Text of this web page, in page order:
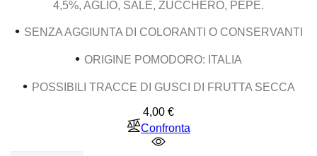
4,5%, AGLIO, SALE, ZUCCHERO, PEPE.
• SENZA AGGIUNTA DI COLORANTI O CONSERVANTI
• ORIGINE POMODORO: ITALIA
• POSSIBILI TRACCE DI GUSCI DI FRUTTA SECCA
4,00 €Prezzo
Confronta